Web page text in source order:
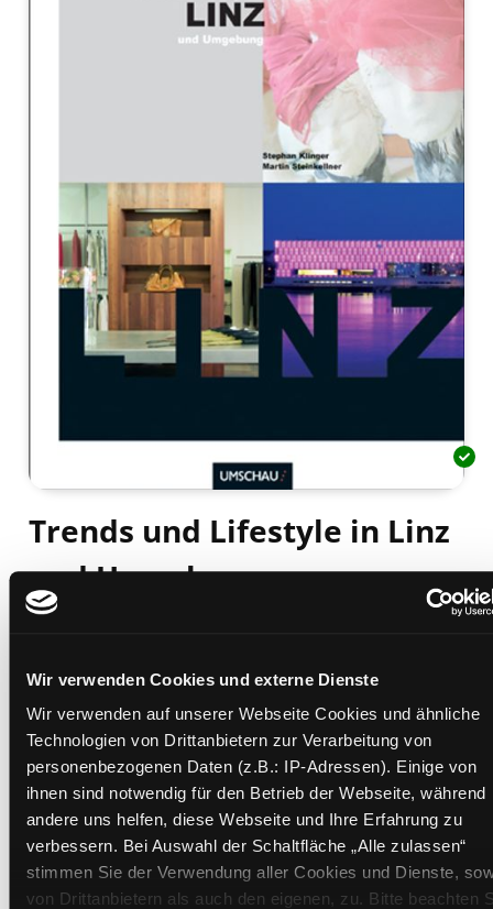
Wir verwenden Cookies und externe Dienste
Wir verwenden auf unserer Webseite Cookies und ähnliche
Technologien von Drittanbietern zur Verarbeitung von
personenbezogenen Daten (z.B.: IP-Adressen). Einige von
ihnen sind notwendig für den Betrieb der Webseite, während
andere uns helfen, diese Webseite und Ihre Erfahrung zu
verbessern. Bei Auswahl der Schaltfläche „Alle zulassen“
stimmen Sie der Verwendung aller Cookies und Dienste,
von Drittanbietern als auch den eigenen, zu. Bitte beachten
Trends und Lifestyle in Linz
und Umgebung
Mediengruppe:
Mehr Informationen ein-/ausblenden
Exemplare
Zweigstelle: Zanklhof
Signatur: EH.O TRE